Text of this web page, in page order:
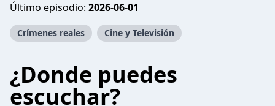
Último episodio: 2026-06-01
Crímenes reales Cine y Televisión
¿Donde puedes
escuchar?